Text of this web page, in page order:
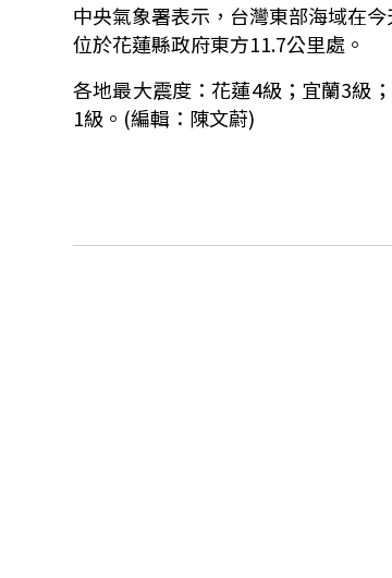
中央氣象署表示，台灣東部海域在今
位於花蓮縣政府東方11.7公里處。
各地最大震度：花蓮4級；宜蘭3級
1級。(編輯：陳文蔚)